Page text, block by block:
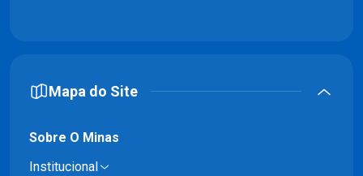
Mapa do Site
Sobre O Minas
Institucional